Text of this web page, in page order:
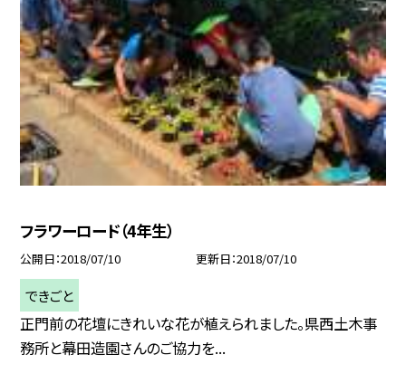
フラワーロード（4年生）
公開日 2018/07/10 更新日 2018/07/10
できごと
正門前の花壇にきれいな花が植えられました。県西土木事
務所と幕田造園さんのご協力を...